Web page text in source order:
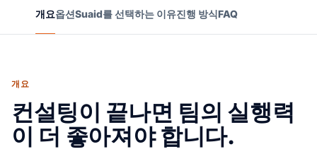
개요옵션Suaid를 선택하는 이유진행 방식FAQ
개요
컨설팅이 끝나면 팀의 실행력
이 더 좋아져야 합니다.